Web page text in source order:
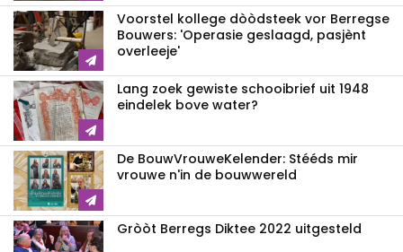
Voorstel kollege dòòdsteek vor Berregse
Bouwers: 'Operasie geslaagd, pasjènt
overleeje'
Lang zoek gewiste schooibrief uit 1948
eindelek bove water?
De BouwVrouweKelender: Stééds mir
vrouwe n'in de bouwwereld
Gròòt Berregs Diktee 2022 uitgesteld